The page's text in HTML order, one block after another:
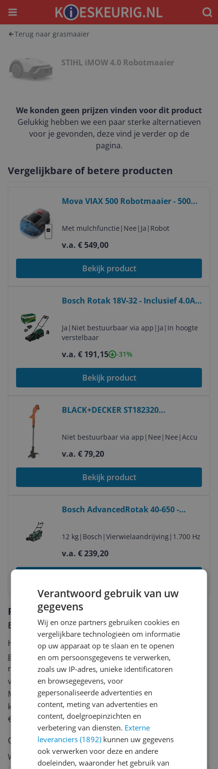
Menu
Terug naar grasmaaier
STIHL iMOW 4.0 Robotmaaier
We konden geen prijzen vinden voor dit product
Gelukkig hebben we een paar sterke alternatieven
voor je gevonden, deze vind je verder op de
pagina.
Vergelijkbare of betere producten
Mova VIAX 500 Robotmaaier - 500m²
Vrij - TrueGuard
Met mulchfunctie | Nee | Ja | Robot
v.a. € 549,00
Bekijk product
Bosch Rotak 18V-32 - Inclusief 4.0Ah
Mulchplug
Ja | Niet bestuurbaar via app | Ja | In hoogte
verstelbaar
v.a. € 191,15 -31%
Bekijk product
BLACK+DECKER ST182320
Accu
Niet bestuurbaar via app | Nee | Nee |Accu
v.a. € 79,20
Bekijk product
Bosch AdvancedRotak 40-650 -
jaar garantie
12 kg| Bosch |Vierwielaandrijving| 1.700 Hz
v.a. € 239,20
Reviews
Er zijn nog geen reviews geschreven
Heb jij dit product in bezit en wil je graag je mening
geven? Start dan hieronder met het schrijven van je
review. Afhankelijk van de details duurt het schrijven
van een review gemiddeld tussen de 3 en 10 minuten.
Met jouw mening help je andere bezoekers een betere
keuze te maken én maak je iedere maand kans op
€250,-!
Klik hier voor de actievoorwaarden.
Cijfer
Welk cijfer geef jij dit product?
Verantwoord gebruik van uw
gegevens
Wij en onze partners gebruiken cookies en
vergelijkbare technologieën om informatie
op uw apparaat op te slaan en te openen
en om persoonsgegevens te verwerken,
zoals uw IP-adres, unieke identificatoren
en browsegegevens, voor
gepersonaliseerde advertenties en
content, meting van advertenties en
content, doelgroepinzichten en
verbetering van diensten. Externe
leveranciers (1892) kunnen uw gegevens
ook verwerken voor deze en andere
doeleinden, waaronder het gebruik van